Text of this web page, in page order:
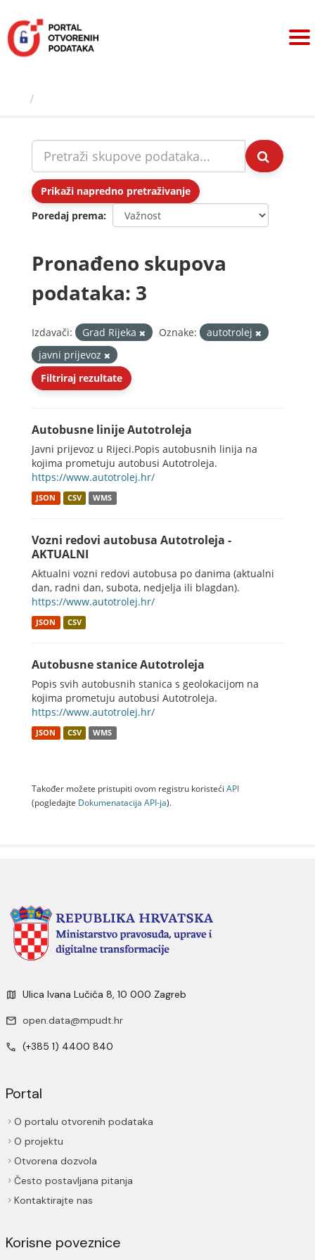
sadržaj
Prikaži napredno pretraživanje
Poredaj prema
Pronađeno skupova
podataka: 3
Izdavači: Grad Rijeka Oznake:
autotrolej
javni prijevoz
Filtriraj rezultate
Autobusne linije Autotroleja
Javni prijevoz u Rijeci.Popis autobusnih linija na
kojima prometuju autobusi Autotroleja.
https://www.autotrolej.hr/
JSON CSV WMS
Vozni redovi autobusa Autotroleja -
AKTUALNI
Aktualni vozni redovi autobusa po danima (aktualni
dan, radni dan, subota, nedjelja ili blagdan).
https://www.autotrolej.hr/
JSON CSV
Autobusne stanice Autotroleja
Popis svih autobusnih stanica s geolokacijom na
kojima prometuju autobusi Autotroleja.
https://www.autotrolej.hr/
JSON CSV WMS
Također možete pristupiti ovom registru koristeći API
(pogledajte Dokumenаtаcijа API-jа).